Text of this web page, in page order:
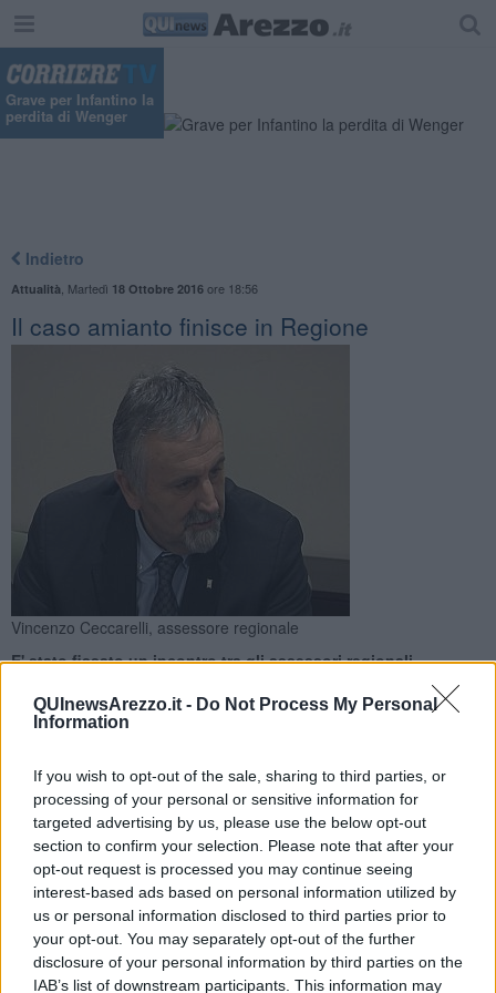
QUInewsArezzo.it - Do Not Process My Personal
Information
If you wish to opt-out of the sale, sharing to third parties, or
processing of your personal or sensitive information for
targeted advertising by us, please use the below opt-out
section to confirm your selection. Please note that after your
opt-out request is processed you may continue seeing
interest-based ads based on personal information utilized by
us or personal information disclosed to third parties prior to
your opt-out. You may separately opt-out of the further
disclosure of your personal information by third parties on the
IAB’s list of downstream participants. This information may
Grave per Infantino la
perdita di Wenger
Indietro
Attualità Martedì 18 Ottobre 2016ore 18:56
Il caso amianto finisce in Regione
Vincenzo Ceccarelli, assessore regionale
E' stato fissato un incontro tra gli assessori regionali
Ceccarelli e Saccardi e il Comune di Arezzo. Si confronteranno
sulla situazione di via Malpighi
AREZZO —Sulla vicenda delle case popolari divia Malpighiad
Arezzo è in programma per il2 novembre,a Firenze, un incontro
tra gli assessori a infrastrutture e casa,Vincenzo Ceccarelli, e
diritto alla salute,Stefania Saccardi, e il Comune di Arezzo.
"In quella sede – spiegaCeccarelli, che risponde così alla lettera
aperta inviata oggi dalComitato Sunia di Arezzoai consiglieri